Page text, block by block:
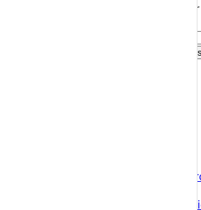
Cria uma conta gratuita para
Criar Conta Grátis
Feiras e
Política de